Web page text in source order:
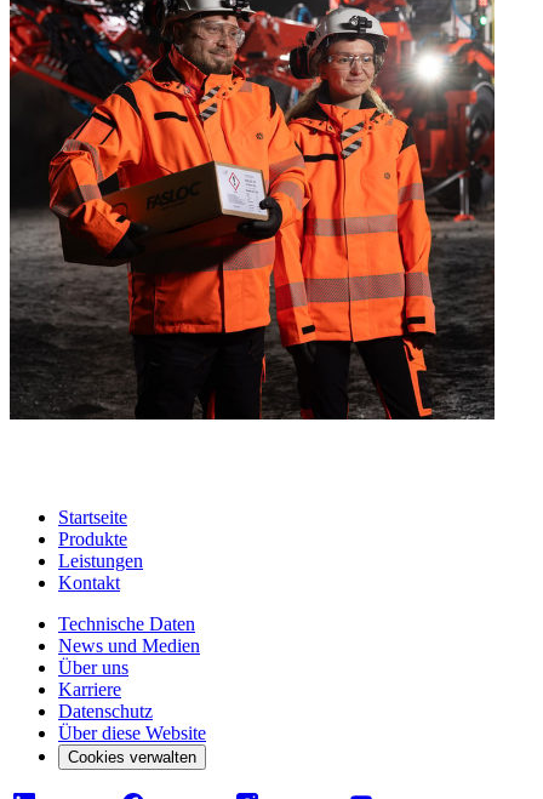
Startseite
Produkte
Leistungen
Kontakt
Technische Daten
News und Medien
Über uns
Karriere
Datenschutz
Über diese Website
Cookies verwalten